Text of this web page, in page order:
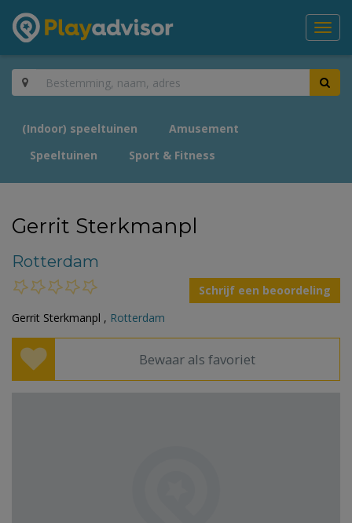
(Indoor) speeltuinen
Amusement
Speeltuinen
Sport & Fitness
Gerrit Sterkmanpl
Rotterdam
Schrijf een beoordeling
Gerrit Sterkmanpl , Rotterdam
Bewaar als favoriet